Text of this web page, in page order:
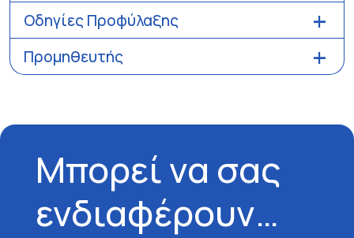
Οδηγίες Προφύλαξης
Προμηθευτής
Μπορεί να σας
ενδιαφέρουν…